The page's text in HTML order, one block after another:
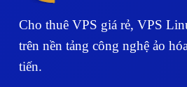
Cho thuê VPS giá rẻ, VPS
trên nền tảng công nghệ ảo
tiến.